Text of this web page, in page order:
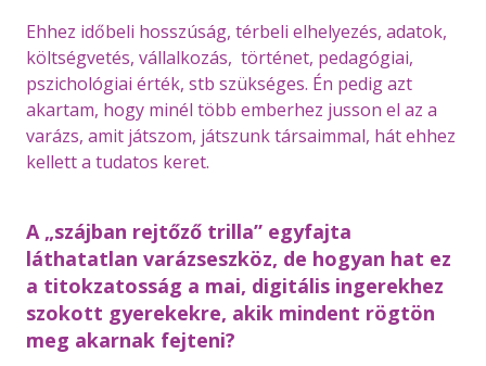
Ehhez időbeli hosszúság, térbeli elhelyezés, adatok,
költségvetés, vállalkozás, történet, pedagógiai,
pszichológiai érték, stb szükséges. Én pedig azt
akartam, hogy minél több emberhez jusson el az a
varázs, amit játszom, játszunk társaimmal, hát ehhez
kellett a tudatos keret.
A „szájban rejtőző trilla” egyfajta
láthatatlan varázseszköz, de hogyan hat ez
a titokzatosság a mai, digitális ingerekhez
szokott gyerekekre, akik mindent rögtön
meg akarnak fejteni?